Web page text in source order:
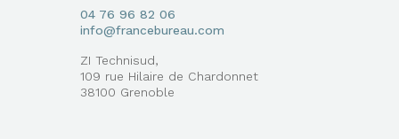
04 76 96 82 06
info@francebureau.com
ZI Technisud,
109 rue Hilaire de Chardonnet
38100 Grenoble